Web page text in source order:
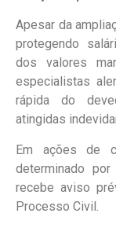
Apesar da
protegendo
dos valores
especialistas
rápida do
atingidas
Em ações de
determinado
recebe aviso
Processo Civil.